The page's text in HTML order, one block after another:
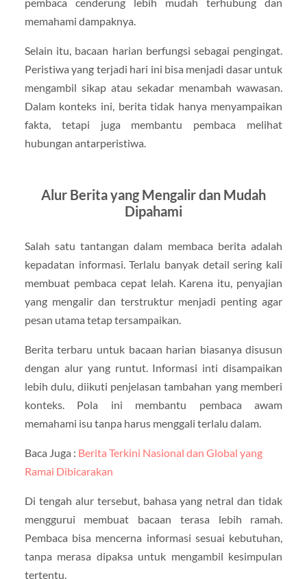
memahami dampaknya.
Selain itu, bacaan harian berfungsi sebagai pengingat.
Peristiwa yang terjadi hari ini bisa menjadi dasar untuk
mengambil sikap atau sekadar menambah wawasan.
Dalam konteks ini, berita tidak hanya menyampaikan
fakta, tetapi juga membantu pembaca melihat
hubungan antarperistiwa.
Alur Berita yang Mengalir dan Mudah
Dipahami
Salah satu tantangan dalam membaca berita adalah
kepadatan informasi. Terlalu banyak detail sering kali
membuat pembaca cepat lelah. Karena itu, penyajian
yang mengalir dan terstruktur menjadi penting agar
pesan utama tetap tersampaikan.
Berita terbaru untuk bacaan harian biasanya disusun
dengan alur yang runtut. Informasi inti disampaikan
lebih dulu, diikuti penjelasan tambahan yang memberi
konteks. Pola ini membantu pembaca awam
memahami isu tanpa harus menggali terlalu dalam.
Baca Juga : Berita Terkini Nasional dan Global yang
Ramai Dibicarakan
Di tengah alur tersebut, bahasa yang netral dan tidak
menggurui membuat bacaan terasa lebih ramah.
Pembaca bisa mencerna informasi sesuai kebutuhan,
tanpa merasa dipaksa untuk mengambil kesimpulan
tertentu.